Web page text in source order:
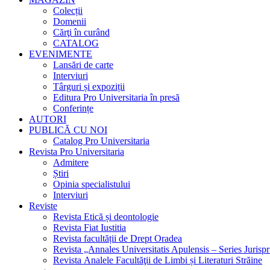
Colecții
Domenii
Cărţi în curând
CATALOG
EVENIMENTE
Lansări de carte
Interviuri
Târguri și expoziții
Editura Pro Universitaria în presă
Conferințe
AUTORI
PUBLICĂ CU NOI
Catalog Pro Universitaria
Revista Pro Universitaria
Admitere
Știri
Opinia specialistului
Interviuri
Reviste
Revista Etică și deontologie
Revista Fiat Iustitia
Revista facultății de Drept Oradea
Revista „Annales Universitatis Apulensis – Series
Revista Analele Facultăţii de Limbi și Literaturi Străine